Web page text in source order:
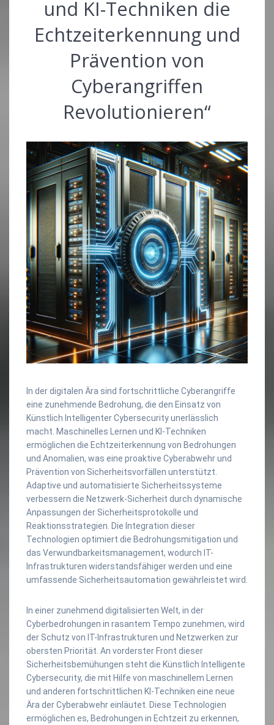
und KI-Techniken die
Echtzeiterkennung und
Prävention von
Cyberangriffen
Revolutionieren“
In der digitalen Ära sind fortschrittliche Cyberangriffe
eine zunehmende Bedrohung, die den Einsatz von
Künstlich Intelligenter Cybersecurity unerlässlich
macht. Maschinelles Lernen und KI-Techniken
ermöglichen die Echtzeiterkennung von Bedrohungen
und Anomalien, was eine proaktive Cyberabwehr und
Prävention von Sicherheitsvorfällen unterstützt.
Adaptive und automatisierte Sicherheitssysteme
verbessern die Netzwerk-Sicherheit durch dynamische
Anpassungen der Sicherheitsprotokolle und
Reaktionsstrategien. Die Integration dieser
Technologien optimiert die Bedrohungsmitigation und
das Verwundbarkeitsmanagement, wodurch IT-
Infrastrukturen widerstandsfähiger werden und eine
umfassende Sicherheitsautomation gewährleistet wird.
In einer zunehmend digitalisierten Welt, in der
Cyberbedrohungen in rasantem Tempo zunehmen, wird
der Schutz von IT-Infrastrukturen und Netzwerken zur
obersten Priorität. An vorderster Front dieser
Sicherheitsbemühungen steht die Künstlich Intelligente
Cybersecurity, die mit Hilfe von maschinellem Lernen
und anderen fortschrittlichen KI-Techniken eine neue
Ära der Cyberabwehr einläutet. Diese Technologien
ermöglichen es, Bedrohungen in Echtzeit zu erkennen,